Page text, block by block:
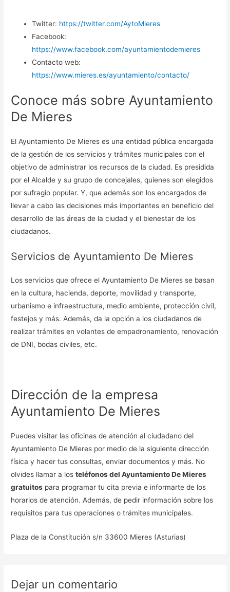
Twitter: https://twitter.com/AytoMieres
Facebook:
https://www.facebook.com/ayuntamientodemieres
Contacto web:
https://www.mieres.es/ayuntamiento/contacto/
Conoce más sobre Ayuntamiento
De Mieres
El Ayuntamiento De Mieres es una entidad pública encargada
de la gestión de los servicios y trámites municipales con el
objetivo de administrar los recursos de la ciudad. Es presidida
por el Alcalde y su grupo de concejales, quienes son elegidos
por sufragio popular. Y, que además son los encargados de
llevar a cabo las decisiones más importantes en beneficio del
desarrollo de las áreas de la ciudad y el bienestar de los
ciudadanos.
Servicios de Ayuntamiento De Mieres
Los servicios que ofrece el Ayuntamiento De Mieres se basan
en la cultura, hacienda, deporte, movilidad y transporte,
urbanismo e infraestructura, medio ambiente, protección civil,
festejos y más. Además, da la opción a los ciudadanos de
realizar trámites en volantes de empadronamiento, renovación
de DNI, bodas civiles, etc.
Dirección de la empresa
Ayuntamiento De Mieres
Puedes visitar las oficinas de atención al ciudadano del
Ayuntamiento De Mieres por medio de la siguiente dirección
física y hacer tus consultas, enviar documentos y más. No
olvides llamar a losteléfonos del Ayuntamiento De Mieres
gratuitos para programar tu cita previa e informarte de los
horarios de atención. Además, de pedir información sobre los
requisitos para tus operaciones o trámites municipales.
Plaza de la Constitución s/n 33600 Mieres (Asturias)
Dejar un comentario